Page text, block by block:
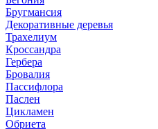
Бругмансия
Декоративные деревья
Трахелиум
Кроссандра
Гербера
Бровалия
Пассифлора
Паслен
Цикламен
Обриета